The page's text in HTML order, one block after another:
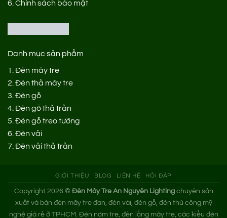
6. Chính sách bảo mật
Danh mục sản phẩm
1. Đèn mây tre
2. Đèn thả mây tre
3. Đèn gỗ
4. Đèn gỗ thả trần
5. Đèn gỗ treo tường
6. Đèn vải
7. Đèn vải thả trần
GIỚI THIỆU BLOG LIÊN HỆ HỎI ĐÁP
Copyright 2026 © Đèn Mây Tre An Nguyên Lightingchuyên sản
xuất và bán đèn mây tre đan, đèn vải, đèn gỗ, đèn thủ công mỹ
nghệ giá rẻ ở TPHCM. Đèn nơm tre, đèn lồng mây tre, các kiểu đèn